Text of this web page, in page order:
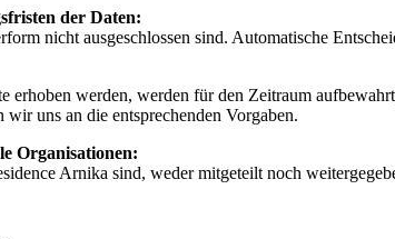
der Daten:
nicht ausgeschlossen sind. Automatische
erhoben werden, werden für den Zeitraum
uns an die entsprechenden Vorgaben.
Organisationen:
Arnika sind, weder mitgeteilt noch